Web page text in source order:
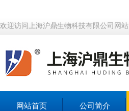
欢迎访问上海沪鼎生物科技有限公司网站
网站首页 公司简介